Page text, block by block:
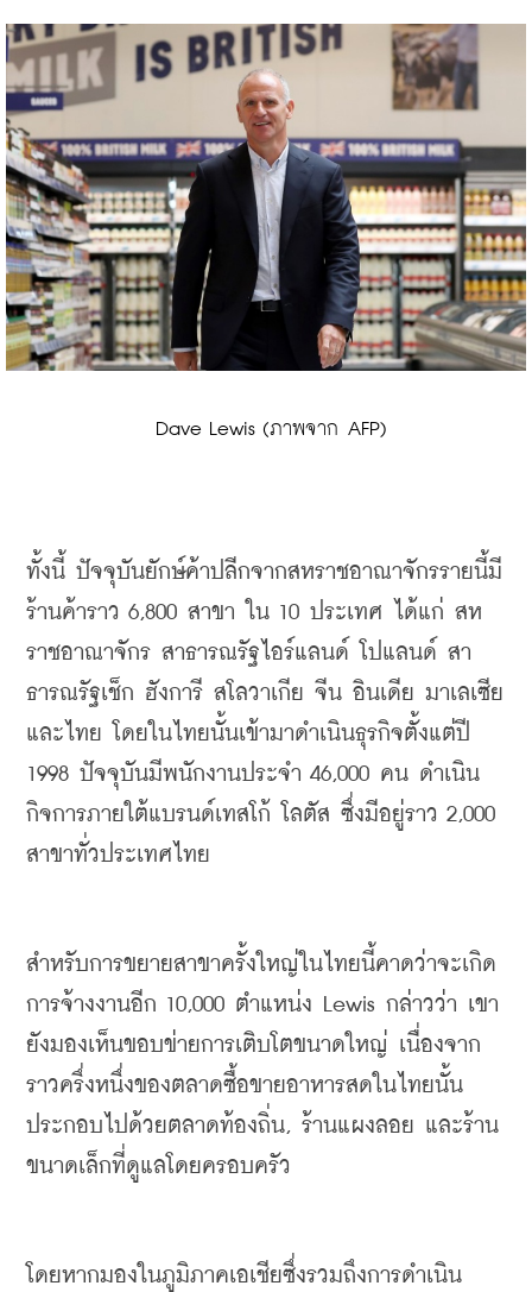
Dave Lewis (ภาพจาก AFP)
ทั้งนี้ ปัจจุบันยักษ์ค้าปลีกจากสหราชอาณาจักรรายนี้มี
ร้านค้าราว 6,800 สาขา ใน 10 ประเทศ ได้แก่ สห
ราชอาณาจักร สาธารณรัฐไอร์แลนด์ โปแลนด์ สา
ธารณรัฐเช็ก ฮังการี สโลวาเกีย จีน อินเดีย มาเลเซีย
และไทย โดยในไทยนั้นเข้ามาดำเนินธุรกิจตั้งแต่ปี
1998 ปัจจุบันมีพนักงานประจำ 46,000 คน ดำเนิน
กิจการภายใต้แบรนด์เทสโก้ โลตัส ซึ่งมีอยู่ราว 2,000
สาขาทั่วประเทศไทย
สำหรับการขยายสาขาครั้งใหญ่ในไทยนี้คาดว่าจะเกิด
การจ้างงานอีก 10,000 ตำแหน่ง Lewis กล่าวว่า เขา
ยังมองเห็นขอบข่ายการเติบโตขนาดใหญ่
เนื่องจาก
ราวครึ่งหนึ่งของตลาดซื้อขายอาหารสดในไทยนั้น
ประกอบไปด้วยตลาดท้องถิ่น, ร้านแผงลอย และร้าน
ขนาดเล็กที่ดูแลโดยครอบครัว
โดยหากมองในภูมิภาคเอเชียซึ่งรวมถึงการดำเนิน